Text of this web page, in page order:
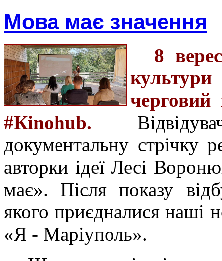
Мова має значення
8
черговий
#Кinohub.
документальну стрічку
авторки ідеї Лесі
має». Після показу
якого приєдналися наші
«Я - Маріуполь».